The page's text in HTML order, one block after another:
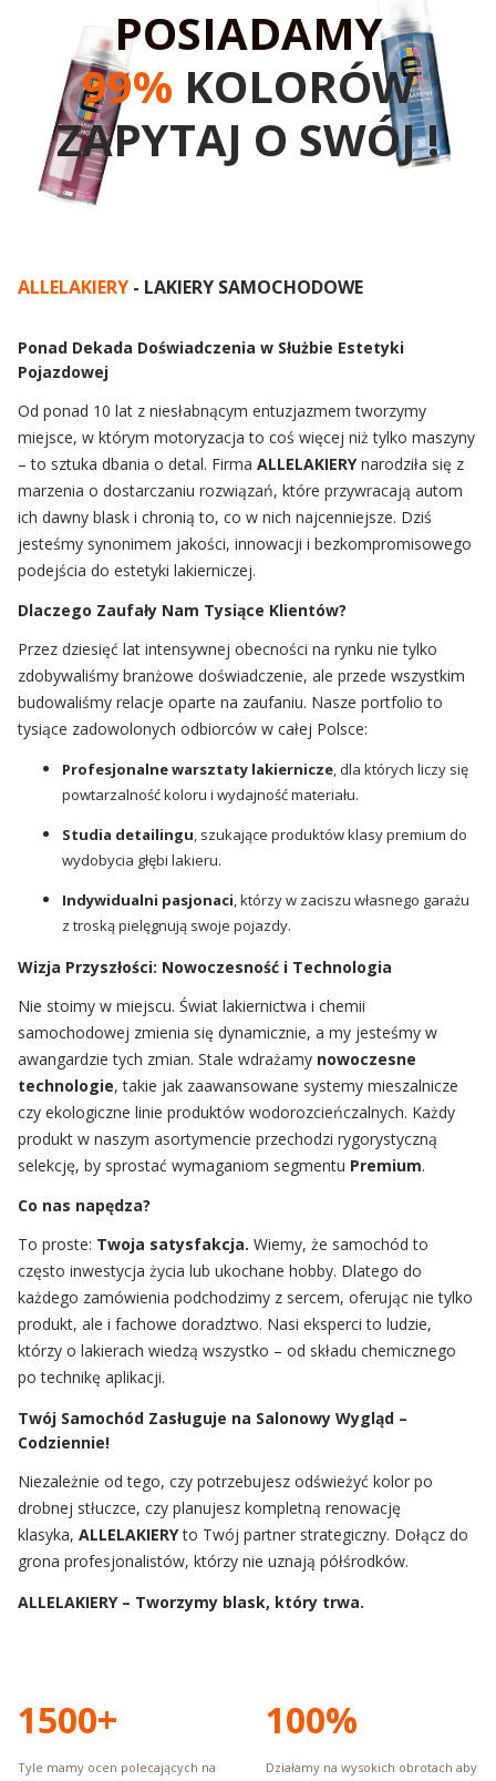
POSIADAMY
99% KOLORÓW
ZAPYTAJ O SWÓJ !
ALLELAKIERY - LAKIERY SAMOCHODOWE
Ponad Dekada Doświadczenia w Służbie Estetyki
Pojazdowej
Od ponad 10 lat z niesłabnącym entuzjazmem tworzymy
miejsce, w którym motoryzacja to coś więcej niż tylko maszyny
– to sztuka dbania o detal. Firma ALLELAKIERYnarodziła się z
marzenia o dostarczaniu rozwiązań, które przywracają autom
ich dawny blask i chronią to, co w nich najcenniejsze. Dziś
jesteśmy synonimem jakości, innowacji i bezkompromisowego
podejścia do estetyki lakierniczej.
Dlaczego Zaufały Nam Tysiące Klientów?
Przez dziesięć lat intensywnej obecności na rynku nie tylko
zdobywaliśmy branżowe doświadczenie, ale przede wszystkim
budowaliśmy relacje oparte na zaufaniu. Nasze portfolio to
tysiące zadowolonych odbiorców w całej Polsce:
Profesjonalne warsztaty lakiernicze, dla których liczy się
powtarzalność koloru i wydajność materiału.
Studia detailingu, szukające produktów klasy premium do
wydobycia głębi lakieru.
Indywidualni pasjonaci, którzy w zaciszu własnego garażu
z troską pielęgnują swoje pojazdy.
Wizja Przyszłości: Nowoczesność i Technologia
Nie stoimy w miejscu. Świat lakiernictwa i chemii
samochodowej zmienia się dynamicznie, a my jesteśmy w
awangardzie tych zmian. Stale wdrażamy nowoczesne
technologie, takie jak zaawansowane systemy mieszalnicze
czy ekologiczne linie produktów wodorozcieńczalnych. Każdy
produkt w naszym asortymencie przechodzi rygorystyczną
selekcję, by sprostać wymaganiom segmentu Premium.
Co nas napędza?
To proste: Twoja satysfakcja. Wiemy, że samochód to
często inwestycja życia lub ukochane hobby. Dlatego do
każdego zamówienia podchodzimy z sercem, oferując nie tylko
produkt, ale i fachowe doradztwo. Nasi eksperci to ludzie,
którzy o lakierach wiedzą wszystko – od składu chemicznego
po technikę aplikacji.
Twój Samochód Zasługuje na Salonowy Wygląd –
Codziennie!
Niezależnie od tego, czy potrzebujesz odświeżyć kolor po
drobnej stłuczce, czy planujesz kompletną renowację
klasyka, ALLELAKIERYto Twój partner strategiczny. Dołącz do
grona profesjonalistów, którzy nie uznają półśrodków.
ALLELAKIERY – Tworzymy blask, który trwa.
1500+
Tyle mamy ocen polecających na
100%
Działamy na wysokich obrotach aby